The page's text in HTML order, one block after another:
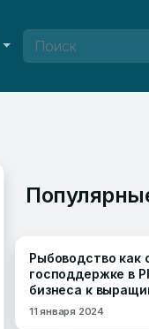
Рыбоводство как
господдержке в
бизнеса к
11 января 2024